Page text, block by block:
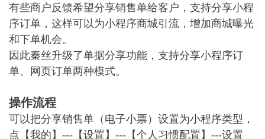
有些商户反馈希望分享销售单给客户，支持分享小程
序订单，这样可以为小程序商城引流，增加商城曝光
和下单机会。
因此秦丝升级了单据分享功能，支持分享小程序订
单、网页订单两种模式。
操作流程
可以把分享销售单（电子小票）设置为小程序类型，
点【我的】---【设置】---【个人习惯配置】---设置